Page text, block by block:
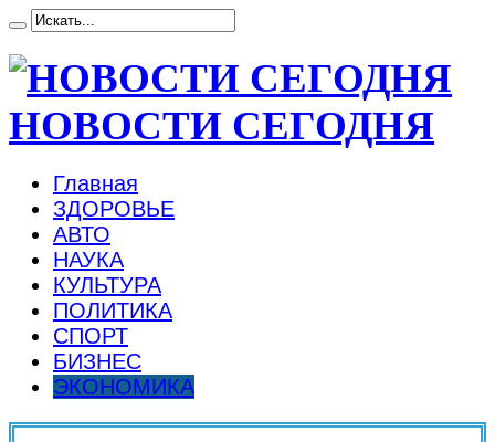
НОВОСТИ СЕГОДНЯ
Главная
ЗДОРОВЬЕ
АВТО
НАУКА
КУЛЬТУРА
ПОЛИТИКА
СПОРТ
БИЗНЕС
ЭКОНОМИКА